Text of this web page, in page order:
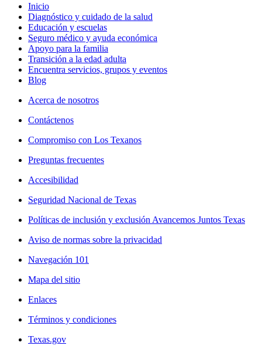
Inicio
Diagnóstico y cuidado de la salud
Educación y escuelas
Seguro médico y ayuda económica
Apoyo para la familia
Transición a la edad adulta
Encuentra servicios, grupos y eventos
Blog
Acerca de nosotros
Contáctenos
Compromiso con Los Texanos
Preguntas frecuentes
Accesibilidad
Seguridad Nacional de Texas
Políticas de inclusión y exclusión Avancemos Juntos Texas
Aviso de normas sobre la privacidad
Navegación 101
Mapa del sitio
Enlaces
Términos y condiciones
Texas.gov